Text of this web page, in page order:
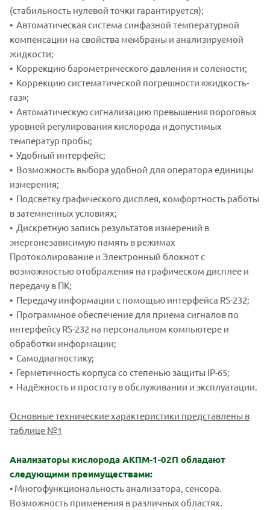
(стабильность нулевой точки гарантируется);
• Автоматическая система синфазной температурной
компенсации на свойства мембраны и анализируемой
жидкости;
• Коррекцию барометрического давления и солености;
• Коррекцию систематической погрешности «жидкость-
газ»;
• Автоматическую сигнализацию превышения пороговых
уровней регулирования кислорода и допустимых
температур пробы;
• Удобный интерфейс;
• Возможность выбора удобной для оператора единицы
измерения;
• Подсветку графического дисплея, комфортность работы
в затемненных условиях;
• Дискретную запись результатов измерений в
энергонезависимую память в режимах
Протоколирование и Электронный блокнот с
возможностью отображения на графическом дисплее и
передачу в ПК;
• Передачу информации с помощью интерфейса RS-232;
• Программное обеспечение для приема сигналов по
интерфейсу RS-232 на персональном компьютере и
обработки информации;
• Самодиагностику;
• Герметичность корпуса со степенью защиты IP-65;
• Надёжность и простоту в обслуживании и эксплуатации.
Основные технические характеристики представлены в
таблице №1
Анализаторы кислорода АКПМ-1-02П обладают
следующими преимуществами:
• Многофункциональность анализатора, сенсора.
Возможность применения в различных областях.